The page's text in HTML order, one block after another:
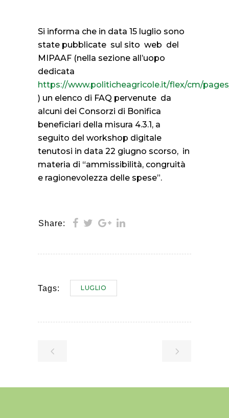
Si informa che in data 15 luglio sono
state pubblicate sul sito web del
MIPAAF (nella sezione all’uopo
dedicata
https://www.politicheagricole.it/flex/cm/
) un elenco di FAQ pervenute da
alcuni dei Consorzi di Bonifica
beneficiari della misura 4.3.1, a
seguito del workshop digitale
tenutosi in data 22 giugno scorso, in
materia di “ammissibilità, congruità
e ragionevolezza delle spese”.
Share:
Tags: LUGLIO